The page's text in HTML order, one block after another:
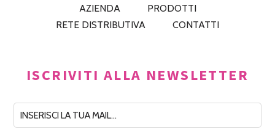
AZIENDA
PRODOTTI
RETE DISTRIBUTIVA
CONTATTI
ISCRIVITI ALLA NEWSLETTER